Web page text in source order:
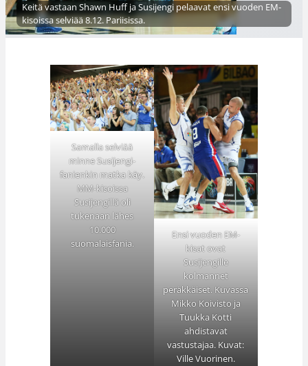
Keitä vastaan Shawn Huff ja Susijengi pelaavat ensi vuoden EM-
kisoissa selviää 8.12. Pariisissa.
Samalla selviää
minne Susijengi-
fanienkin matka käy.
MM-kisoissa
Susijengillä oli
tukenaan lähes
10.000
suomalaisfania.
Ensi vuoden EM-
kisat ovat
Susijengille
kolmannet
peräkkäiset. Kuvassa
Mikko Koivisto ja
Tuukka Kotti
ahdistavat
vastustajaa. Kuvat:
Ville Vuorinen.